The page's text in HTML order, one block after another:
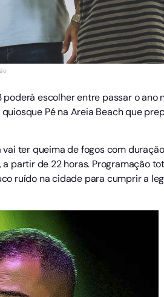
escolher entre passar o ano
Pé na Areia Beach que
ter queima de fogos com
, a partir de 22 horas. Programação
ruído na cidade para cumprir a